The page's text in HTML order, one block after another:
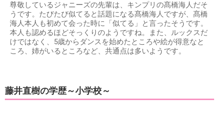
尊敬しているジャニーズの先輩は、キンプリの髙橋海人だそ
うです。たびたび似てると話題になる髙橋海人ですが、髙橋
海人本人も初めて会った時に「似てる」と言ったそうです。
本人も認めるほどそっくりのようですね。また、ルックスだ
けではなく、5歳からダンスを始めたところや絵が得意なと
ころ、姉がいるところなど、共通点は多いようです。
藤井直樹の学歴～小学校～